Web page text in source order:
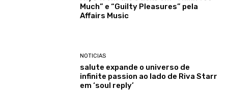
Much” e “Guilty Pleasures” pela
Affairs Music
NOTICIAS
salute expande o universo de
infinite passion ao lado de Riva Starr
em ‘soul reply’